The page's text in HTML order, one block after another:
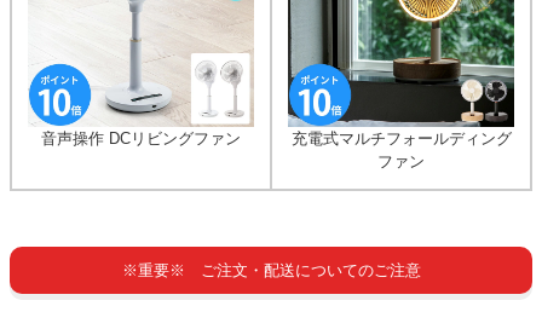
音声操作 DCリビングファン
充電式マルチフォールディング
ファン
※重要※ ご注文・配送についてのご注意